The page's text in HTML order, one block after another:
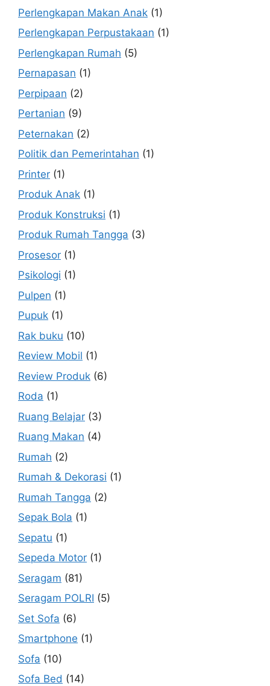
Perlengkapan Makan Anak (1)
Perlengkapan Perpustakaan (1)
Perlengkapan Rumah (5)
Pernapasan (1)
Perpipaan (2)
Pertanian (9)
Peternakan (2)
Politik dan Pemerintahan (1)
Printer (1)
Produk Anak (1)
Produk Konstruksi (1)
Produk Rumah Tangga (3)
Prosesor (1)
Psikologi (1)
Pulpen (1)
Pupuk (1)
Rak buku (10)
Review Mobil (1)
Review Produk (6)
Roda (1)
Ruang Belajar (3)
Ruang Makan (4)
Rumah (2)
Rumah & Dekorasi (1)
Rumah Tangga (2)
Sepak Bola (1)
Sepatu (1)
Sepeda Motor (1)
Seragam (81)
Seragam POLRI (5)
Set Sofa (6)
Smartphone (1)
Sofa (10)
Sofa Bed (14)